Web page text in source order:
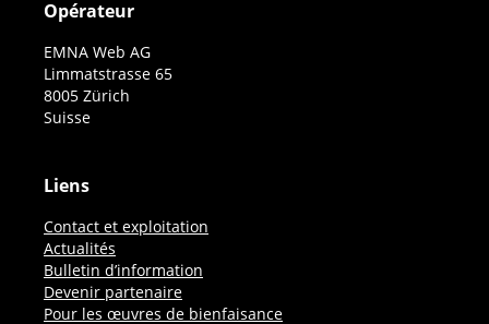
Opérateur
EMNA Web AG
Limmatstrasse 65
8005 Zürich
Suisse
Liens
Contact et exploitation
Actualités
Bulletin d’information
Devenir partenaire
Pour les œuvres de bienfaisance